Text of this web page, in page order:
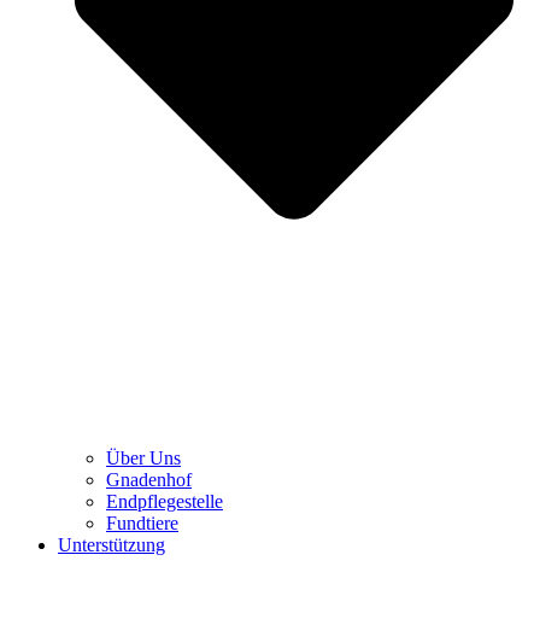
Über Uns
Gnadenhof
Endpflegestelle
Fundtiere
Unterstützung